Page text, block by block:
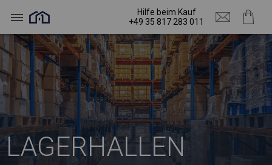
Hilfe beim Kauf
+49 35 817 283 011
LAGERHALLEN